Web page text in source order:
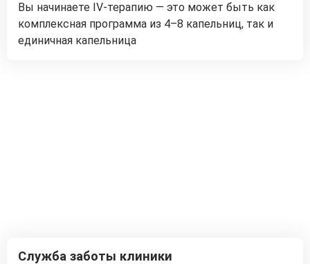
Вы начинаете IV-терапию — это может быть как
комплексная программа из 4–8 капельниц, так и
единичная капельница
Служба заботы клиники